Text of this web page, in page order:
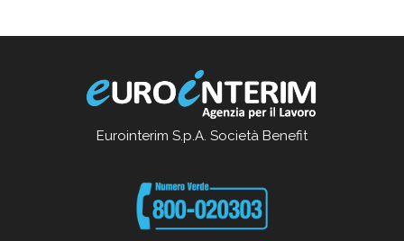
Eurointerim S.p.A. Società Benefit